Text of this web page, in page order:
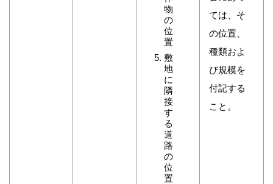
物
の
位
置
敷
地
に
隣
接
す
る
道
路
の
位
置
ては、そ
の位置、
種類およ
び規模を
付記する
こと。